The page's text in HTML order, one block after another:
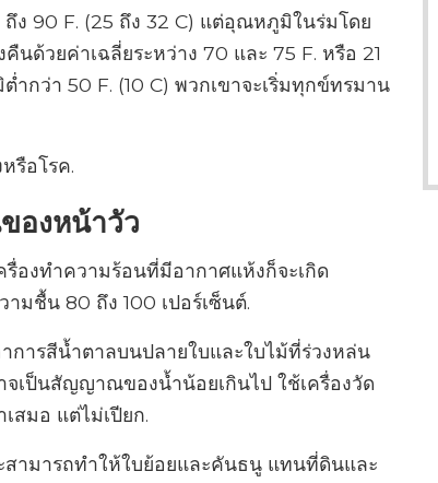
ง 90 F. (25 ถึง 32 C) แต่อุณหภูมิในร่มโดย
นด้วยค่าเฉลี่ยระหว่าง 70 และ 75 F. หรือ 21
กว่า 50 F. (10 C) พวกเขาจะเริ่มทุกข์ทรมาน
รือโรค.
องหน้าวัว
องทำความร้อนที่มีอากาศแห้งก็จะเกิด
มชื้น 80 ถึง 100 เปอร์เซ็นต์.
ารสีน้ำตาลบนปลายใบและใบไม้ที่ร่วงหล่น
เป็นสัญญาณของน้ำน้อยเกินไป ใช้เครื่องวัด
สมอ แต่ไม่เปียก.
สามารถทำให้ใบย้อยและคันธนู แทนที่ดินและ